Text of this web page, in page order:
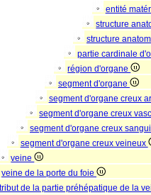
entité
structure
structure
partie cardinale
région d'organe
segment d'organe
segment d'organe creux
segment d'organe creux
segment d'organe creux
segment d'organe creux veineux
veine
veine de la porte du foie
de la partie préhépatique de la